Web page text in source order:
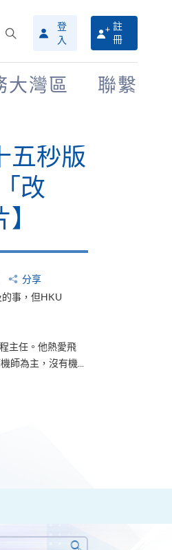
搜
尋
介
登
入
註
冊
大灣區 聯繫
五秒版
改
分享
事，但HKU
主任。他熱愛飛
師為主，沒有機...